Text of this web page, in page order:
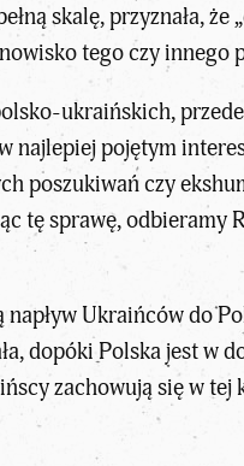
skalę, przyznała, że
tego czy innego
ukraińskich,
najlepiej pojętym
poszukiwań czy
tę sprawę, odbieramy
Ukraińców do
dopóki Polska jest w
zachowują się w tej